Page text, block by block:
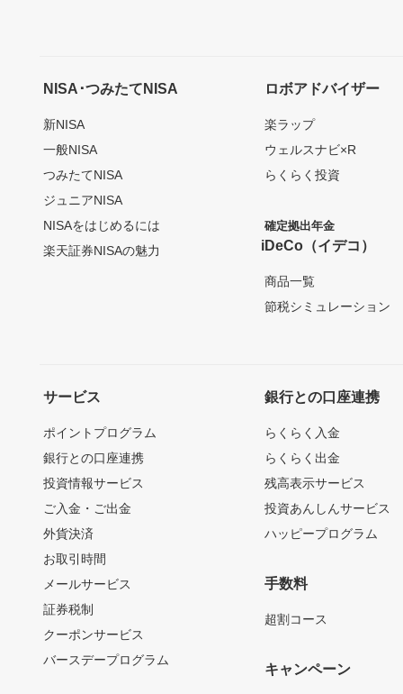
NISA･つみたてNISA
新NISA
一般NISA
つみたてNISA
ジュニアNISA
NISAをはじめるには
楽天証券NISAの魅力
ロボアドバイザー
楽ラップ
ウェルスナビ×R
らくらく投資
確定拠出年金
iDeCo（イデコ）
商品一覧
節税シミュレーション
サービス
ポイントプログラム
銀行との口座連携
投資情報サービス
ご入金・ご出金
外貨決済
お取引時間
メールサービス
証券税制
クーポンサービス
バースデープログラム
銀行との口座連携
らくらく入金
らくらく出金
残高表示サービス
投資あんしんサービス
ハッピープログラム
手数料
超割コース
キャンペーン